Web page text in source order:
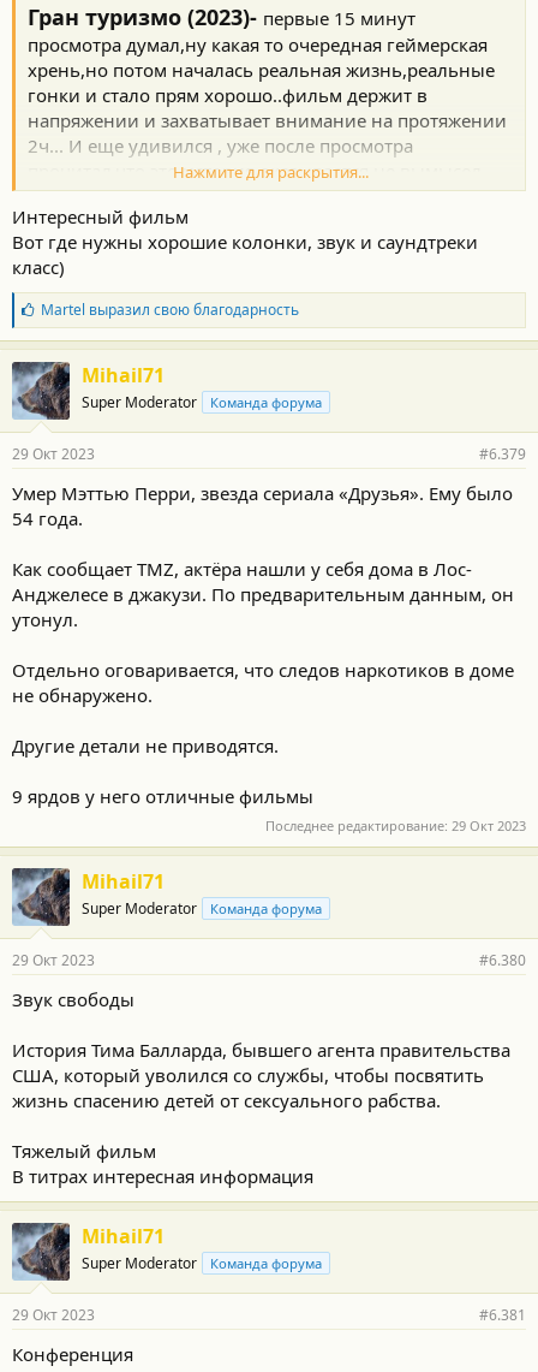
Гран туризмо (2023)- первые 15 минут
просмотра думал,ну какая то очередная геймерская
хрень,но потом началась реальная жизнь,реальные
гонки и стало прям хорошо..фильм держит в
напряжении и захватывает внимание на протяжении
2ч... И еще удивился , уже после просмотра
прочитал,что это история оказывается не вымысел
сценариста,а была такая реально создана "GT
Academy», помогавшая геймерам становиться
профессиональными гонщиками. И главный герой
реальный чел, геймер
стал профессиональным гонщиком ...
Нажмите для раскрытия...
Интересный фильм
Вот где нужны хорошие колонки, звук и саундтреки
класс)
Б
л
а
г
о
д
а
н
с
т
Martel выразил свою благодарность
Mihail71
Super Moderator Команда форума
29 Окт 2023 #6.379
Умер Мэттью Перри, звезда сериала «Друзья». Ему было
54 года.
Как сообщает TMZ, актёра нашли у себя дома в Лос-
Анджелесе в джакузи. По предварительным данным, он
утонул.
Отдельно оговаривается, что следов наркотиков в доме
не обнаружено.
Другие детали не приводятся.
9 ярдов у него отличные фильмы
Последнее редактирование: 29 Окт 2023
Mihail71
Super Moderator Команда форума
29 Окт 2023 #6.380
Звук свободы
История Тима Балларда, бывшего агента правительства
США, который уволился со службы, чтобы посвятить
жизнь спасению детей от сексуального рабства.
Тяжелый фильм
В титрах интересная информация
Mihail71
Super Moderator Команда форума
29 Окт 2023 #6.381
Конференция